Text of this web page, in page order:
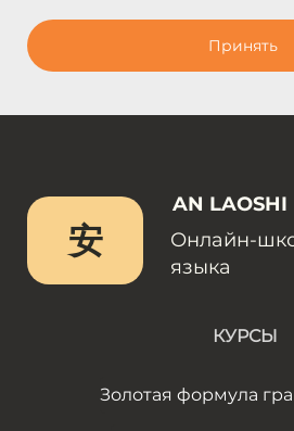
Принять
安
AN LAOSHI
Онлайн-
языка
КУРСЫ
Золотая формула